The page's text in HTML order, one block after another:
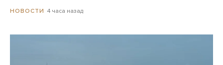
НОВОСТИ 4 часа назад